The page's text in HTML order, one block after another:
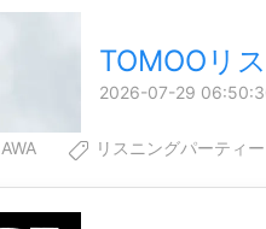
TOMOOリ
2026-07-29
AWA リスニングパーティー